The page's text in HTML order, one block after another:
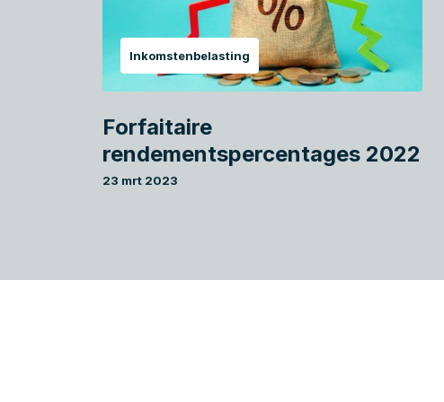
Inkomstenbelasting
Forfaitaire
rendementspercentages 2022
23 mrt 2023